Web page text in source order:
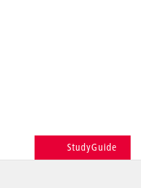
StudyGuide